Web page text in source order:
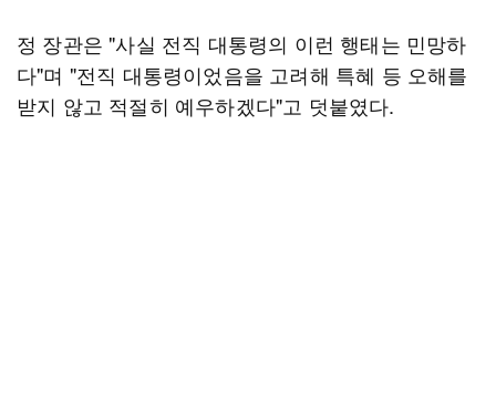
정 장관은 "사실 전직 대통령의 이런 행태는 민망하
다"며 "전직 대통령이었음을 고려해 특혜 등 오해를
받지 않고 적절히 예우하겠다"고 덧붙였다.